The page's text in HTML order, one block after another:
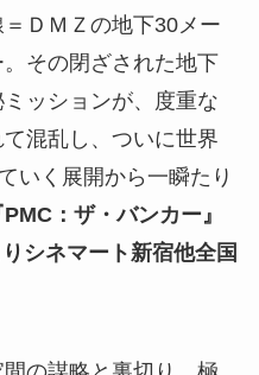
ＤＭＺの地下30メー
その閉ざされた地下
ッションが、度重な
混乱し、ついに世界
いく展開から一瞬たり
：ザ・バンカー』
シネマート新宿他全国